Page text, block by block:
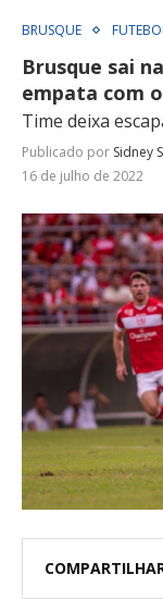
BRUSQUE
Brusque sai
empata com o
Time deixa
Publicado por Sidney
16 de julho de 2022